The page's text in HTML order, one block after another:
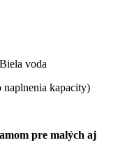
voda
naplnenia kapacity)
pre malých aj